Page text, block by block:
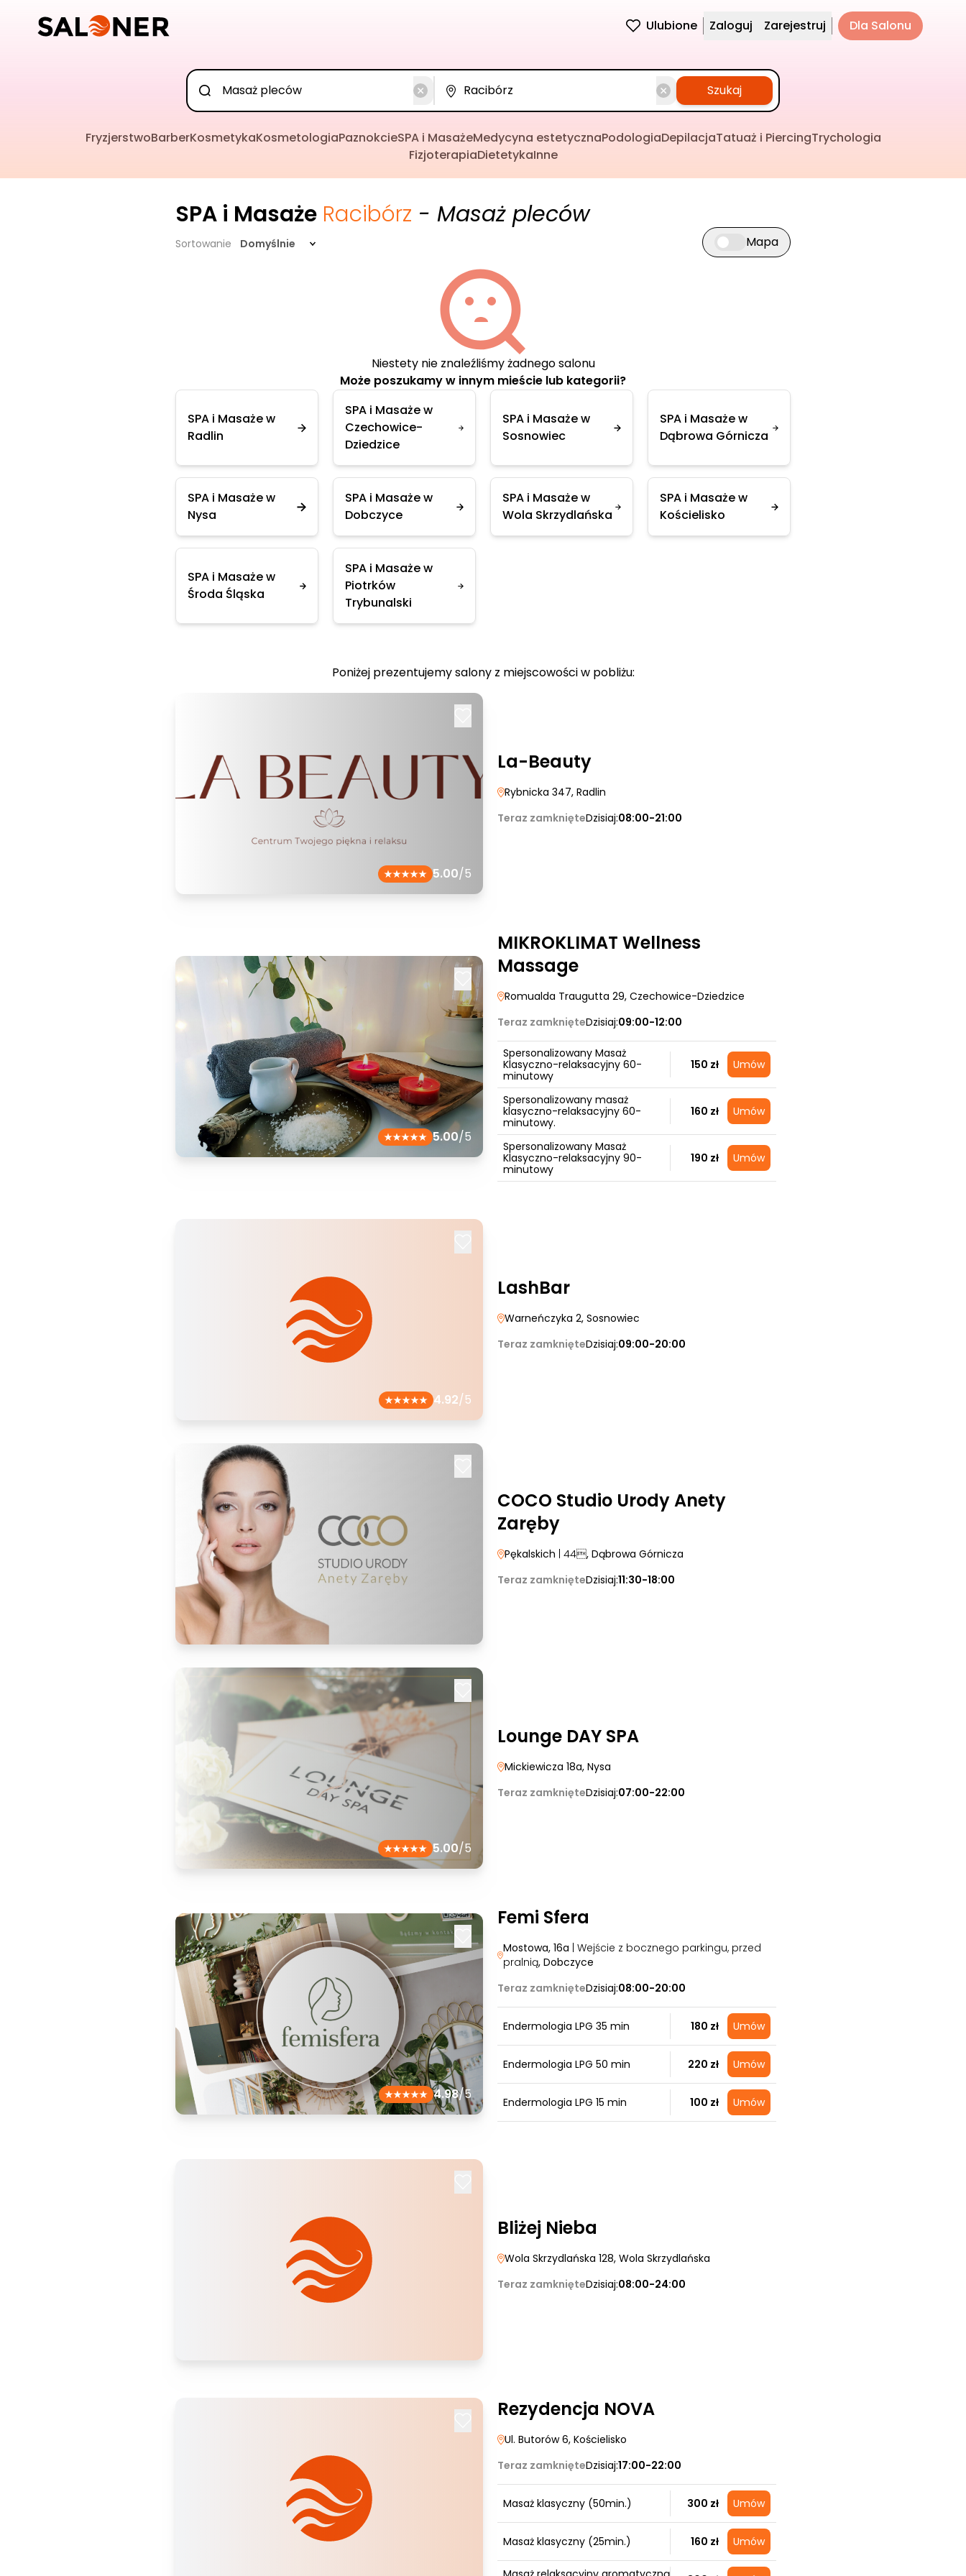
Ulubione Zaloguj Zarejestruj Dla Salonu
Szukaj
FryzjerstwoBarberKosmetykaKosmetologiaPaznokcieSPA i MasażeMedycyna estetycznaPodologiaDepilacjaTatuaż i PiercingTrychologia
FizjoterapiaDietetykaInne
SPA i Masaże Racibórz - Masaż pleców
Sortowanie Domyślnie Przełącz widok mapy
Mapa
Niestety nie znaleźliśmy żadnego salonu
Może poszukamy w innym mieście lub kategorii?
SPA i Masaże w
Radlin
SPA i Masaże w
Czechowice-
Dziedzice
SPA i Masaże w
Sosnowiec
SPA i Masaże w
Dąbrowa Górnicza
SPA i Masaże w
Nysa
SPA i Masaże w
Dobczyce
SPA i Masaże w
Wola Skrzydlańska
SPA i Masaże w
Kościelisko
SPA i Masaże w
Środa Śląska
SPA i Masaże w
Piotrków
Trybunalski
Poniżej prezentujemy salony z miejscowości w pobliżu:
5.00/5
La-Beauty
Rybnicka 347, Radlin
Teraz zamknięteDzisiaj:08:00-21:00
5.00/5
MIKROKLIMAT Wellness
Massage
Romualda Traugutta 29, Czechowice-Dziedzice
Teraz zamknięteDzisiaj:09:00-12:00
Spersonalizowany Masaż
Klasyczno-relaksacyjny 60-
minutowy
150 zł Umów
Spersonalizowany masaż
klasyczno-relaksacyjny 60-
minutowy.
160 zł Umów
Spersonalizowany Masaż
Klasyczno-relaksacyjny 90-
minutowy
190 zł Umów
4.92/5
LashBar
Warneńczyka 2, Sosnowiec
Teraz zamknięteDzisiaj:09:00-20:00
COCO Studio Urody Anety
Zaręby
Pękalskich | 44, Dąbrowa Górnicza
Teraz zamknięteDzisiaj:11:30-18:00
5.00/5
Lounge DAY SPA
Mickiewicza 18a, Nysa
Teraz zamknięteDzisiaj:07:00-22:00
4.98/5
Femi Sfera
Mostowa, 16a | Wejście z bocznego parkingu, przed
pralnią, Dobczyce
Teraz zamknięteDzisiaj:08:00-20:00
Endermologia LPG 35 min 180 zł Umów
Endermologia LPG 50 min 220 zł Umów
Endermologia LPG 15 min 100 zł Umów
Bliżej Nieba
Wola Skrzydlańska 128, Wola Skrzydlańska
Teraz zamknięteDzisiaj:08:00-24:00
Rezydencja NOVA
Ul. Butorów 6, Kościelisko
Teraz zamknięteDzisiaj:17:00-22:00
Masaż klasyczny (50min.) 300 zł Umów
Masaż klasyczny (25min.) 160 zł Umów